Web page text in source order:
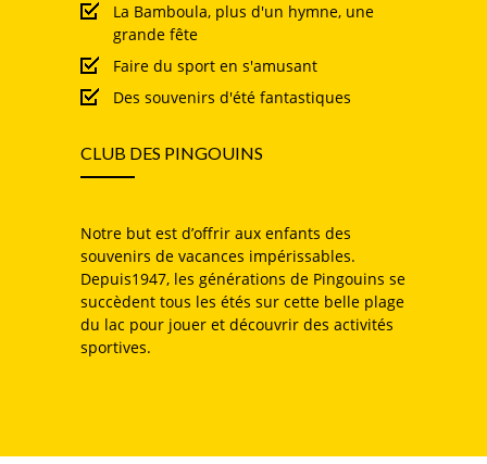
La Bamboula, plus d'un hymne, une
grande fête
Faire du sport en s'amusant
Des souvenirs d'été fantastiques
CLUB DES PINGOUINS
Notre but est d’offrir aux enfants des
souvenirs de vacances impérissables.
Depuis1947, les générations de Pingouins se
succèdent tous les étés sur cette belle plage
du lac pour jouer et découvrir des activités
sportives.